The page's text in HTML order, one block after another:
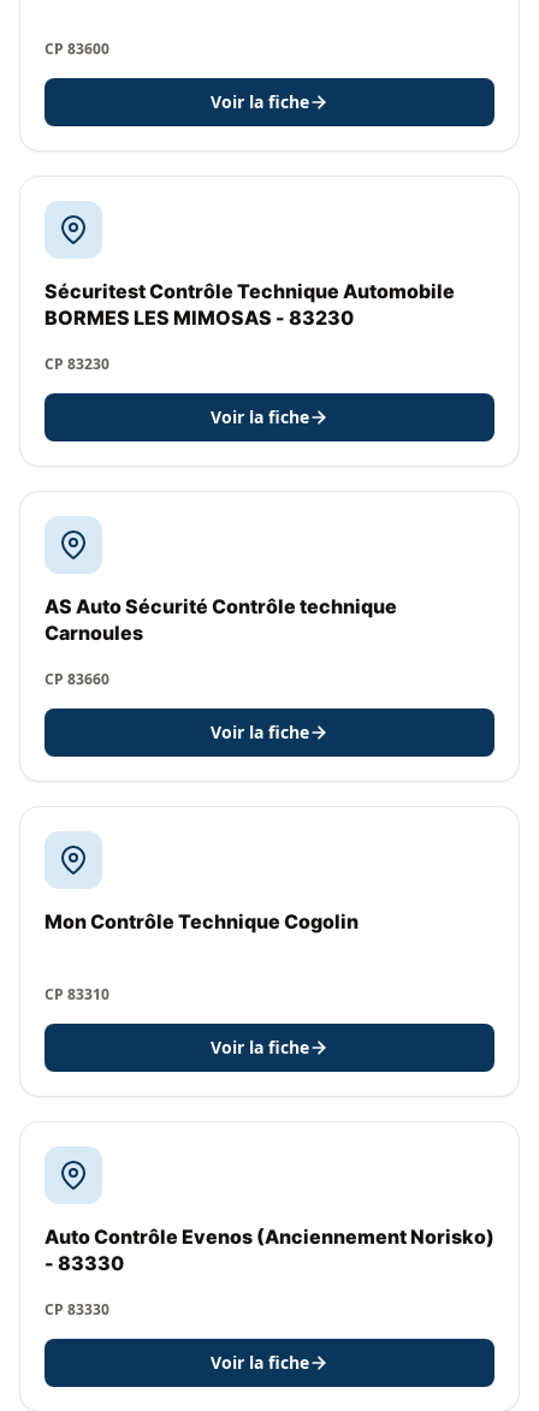
CP 83600
Voir la fiche
Sécuritest Contrôle Technique Automobile
BORMES LES MIMOSAS - 83230
CP 83230
Voir la fiche
AS Auto Sécurité Contrôle technique
Carnoules
CP 83660
Voir la fiche
Mon Contrôle Technique Cogolin
CP 83310
Voir la fiche
Auto Contrôle Evenos (Anciennement Norisko)
- 83330
CP 83330
Voir la fiche